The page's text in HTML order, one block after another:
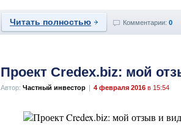
Читать полностью Комментарии: 0
Проект Credex.biz: мой
Автор: Частный инвестор | 4 февраля 2016 в 15:54